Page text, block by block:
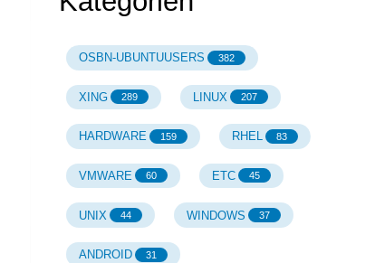
OSBN-UBUNTUUSERS 382
XING 289 LINUX 207
HARDWARE 159 RHEL 83
VMWARE 60 ETC 45
UNIX 44 WINDOWS 37
ANDROID 31